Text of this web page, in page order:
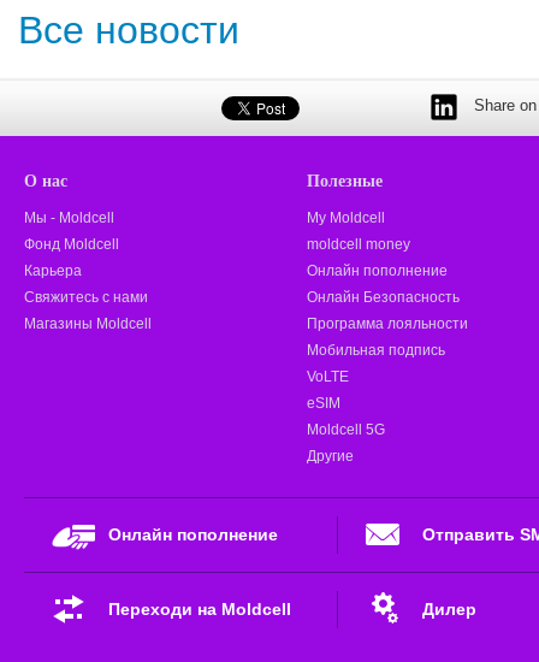
Все новости
Share
О нас
Мы - Moldcell
Фонд Moldcell
Карьера
Свяжитесь с нами
Магазины Moldcell
Полезные
My Moldcell
moldcell money
Онлайн пополнение
Онлайн Безопасность
Программа лояльности
Мобильная подпись
VoLTE
eSIM
Moldcell 5G
Другие
Онлайн пополнение Отправить
Переходи на Moldcell Дилер